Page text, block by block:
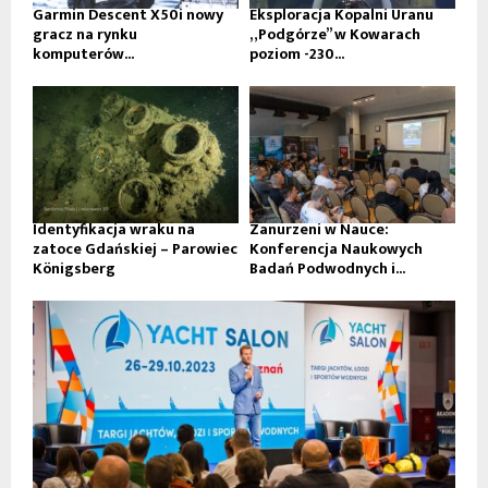
Garmin Descent X50i nowy
gracz na rynku
komputerów...
Eksploracja Kopalni Uranu
„Podgórze” w Kowarach
poziom -230...
Identyfikacja wraku na
zatoce Gdańskiej – Parowiec
Königsberg
Zanurzeni w Nauce:
Konferencja Naukowych
Badań Podwodnych i...